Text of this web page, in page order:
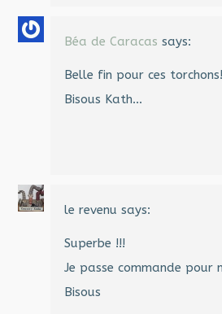
Béa de Caracas says:
Belle fin pour ces
Bisous Kath…
le revenu says:
Superbe !!!
Je passe commande pour
Bisous